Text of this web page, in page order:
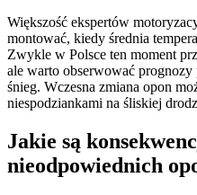
Większość ekspertów
montować, kiedy średnia
Zwykle w Polsce ten moment
ale warto obserwować
śnieg. Wczesna zmiana opon
niespodziankami na śliskiej
Jakie są
nieodpowiednich